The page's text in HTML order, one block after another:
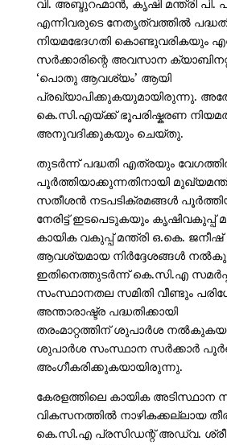
വി. അബ്ദുറഹ്മാൻ, കൃഷി മന്ത്രി പി.
എന്നിവരുടെ നേതൃത്വത്തിൽ
നിയമഭേദഗതി കൊണ്ടുവരികയും
സർക്കാരിന്റെ അവസാന
‘പൊതു ആവശ്യം’ ആയി
പ്രഖ്യാപിക്കുകയുമായിരുന്നു.
കെ.സി.എയ്ക്ക് ഭൂപരിഷ്കരണ
അനുവദിക്കുകയും ചെയ്തു.
തുടർന്ന് പദ്ധതി എത്രയും
പൂർത്തിയാക്കുന്നതിനായി
സതീശൻ നടപടിക്രമങ്ങൾ
നേരിട്ട് ഇടപെടുകയും കൃഷിവകുപ്പ്
കായിക വകുപ്പ് മന്ത്രി ഒ.കെ. ജനീഷ്
ആവശ്യമായ നിർദ്ദേശങ്ങൾ
ഇതിനെത്തുടർന്ന് കെ.സി.എ
സംസ്ഥാനതല സമിതി വീണ്ടും
അന്താരാഷ്ട്ര പദ്ധതിക്കായി
തരംമാറ്റത്തിന് ശുപാർശ
ശുപാർശ സംസ്ഥാന സർക്കാർ
അംഗീകരിക്കുകയായിരുന്നു.
കേരളത്തിലെ കായിക അടിസ്ഥാന
വികസനത്തിൽ നാഴികക്കല്ലായ
കെ.സി.എ പ്രസിഡന്റ് അഡ്വ.